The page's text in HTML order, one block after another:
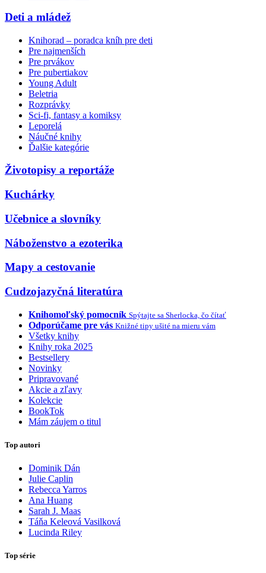
Deti a mládež
Knihorad – poradca kníh pre deti
Pre najmenších
Pre prvákov
Pre pubertiakov
Young Adult
Beletria
Rozprávky
Sci-fi, fantasy a komiksy
Leporelá
Náučné knihy
Ďalšie kategórie
Životopisy a reportáže
Kuchárky
Učebnice a slovníky
Náboženstvo a ezoterika
Mapy a cestovanie
Cudzojazyčná literatúra
Knihomoľský pomocník Spýtajte sa Sherlocka, čo čítať
Odporúčame pre vás Knižné tipy ušité na mieru vám
Všetky knihy
Knihy roka 2025
Bestsellery
Novinky
Pripravované
Akcie a zľavy
Kolekcie
BookTok
Mám záujem o titul
Top autori
Dominik Dán
Julie Caplin
Rebecca Yarros
Ana Huang
Sarah J. Maas
Táňa Keleová Vasilková
Lucinda Riley
Top série